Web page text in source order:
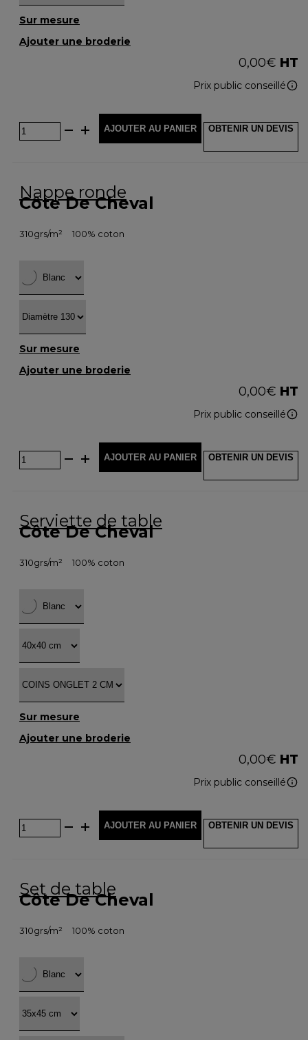
Sur mesure
Ajouter une broderie
0,00€ HT
Prix public conseillé
AJOUTER AU PANIER OBTENIR UN DEVIS
Nappe ronde
Côte De Cheval
310grs/m² 100% coton
Sur mesure
Ajouter une broderie
0,00€ HT
Prix public conseillé
AJOUTER AU PANIER OBTENIR UN DEVIS
Serviette de table
Côte De Cheval
310grs/m² 100% coton
Sur mesure
Ajouter une broderie
0,00€ HT
Prix public conseillé
AJOUTER AU PANIER OBTENIR UN DEVIS
Set de table
Côte De Cheval
310grs/m² 100% coton